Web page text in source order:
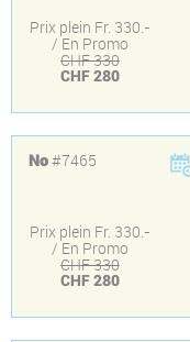
Prix plein Fr. 330.-
/ En Promo
CHF 330
CHF 280
No#7465
Prix plein Fr. 330.-
/ En Promo
CHF 330
CHF 280